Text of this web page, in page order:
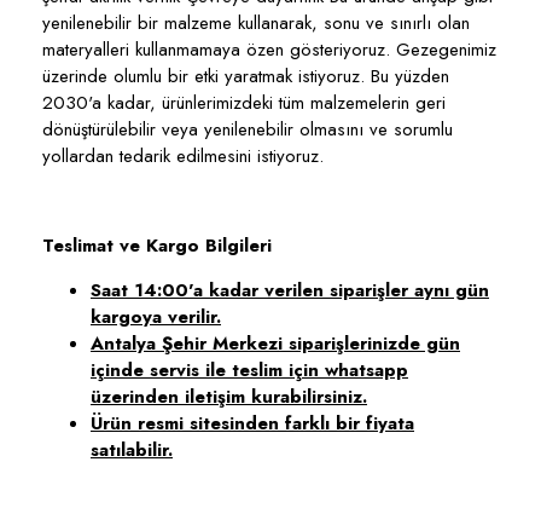
yenilenebilir bir malzeme kullanarak, sonu ve sınırlı olan
materyalleri kullanmamaya özen gösteriyoruz. Gezegenimiz
üzerinde olumlu bir etki yaratmak istiyoruz. Bu yüzden
2030'a kadar, ürünlerimizdeki tüm malzemelerin geri
dönüştürülebilir veya yenilenebilir olmasını ve sorumlu
yollardan tedarik edilmesini istiyoruz.
Teslimat ve Kargo Bilgileri
Saat 14:00'a kadar verilen siparişler aynı gün
kargoya verilir.
Antalya Şehir Merkezi siparişlerinizde gün
içinde servis ile teslim için whatsapp
üzerinden iletişim kurabilirsiniz.
Ürün resmi sitesinden farklı bir fiyata
satılabilir.